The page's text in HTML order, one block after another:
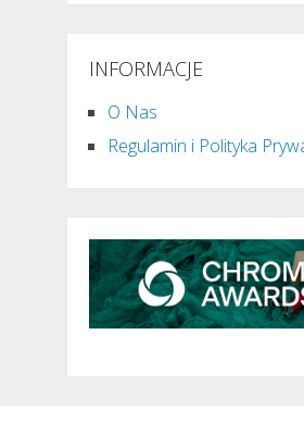
INFORMACJE
O Nas
Regulamin i Polityka